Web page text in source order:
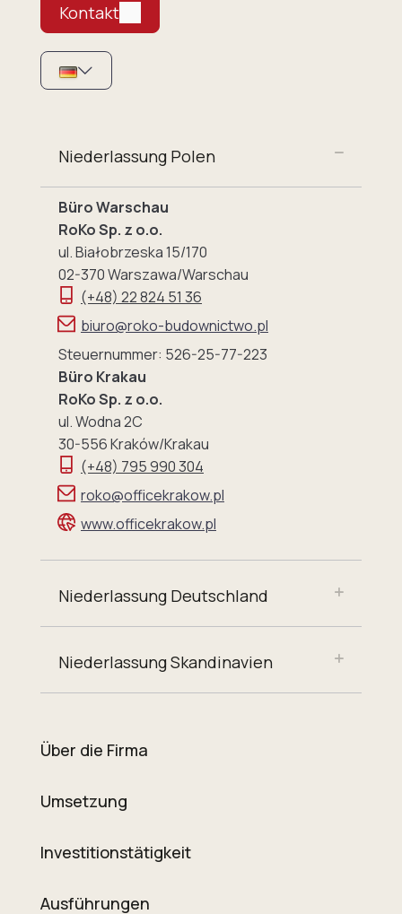
Kontakt
Niederlassung Polen
Büro Warschau
RoKo Sp. z o.o.
ul. Białobrzeska 15/170
02-370 Warszawa/Warschau
(+48) 22 824 51 36
biuro@roko-budownictwo.pl
Steuernummer: 526-25-77-223
Büro Krakau
RoKo Sp. z o.o.
ul. Wodna 2C
30-556 Kraków/Krakau
(+48) 795 990 304
roko@officekrakow.pl
www.officekrakow.pl
Niederlassung Deutschland
Niederlassung Skandinavien
Über die Firma
Umsetzung
Investitionstätigkeit
Ausführungen